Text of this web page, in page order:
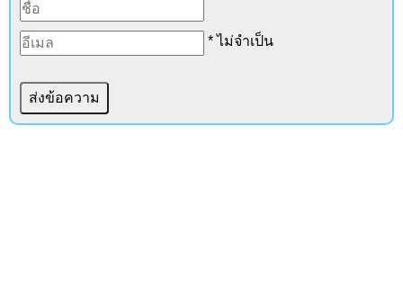
* ไม่จำเป็น